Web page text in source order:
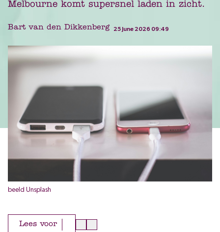
Melbourne komt supersnel laden in zicht.
Bart van den Dikkenberg 25 June 2026 09:49
beeld Unsplash
Lees voor